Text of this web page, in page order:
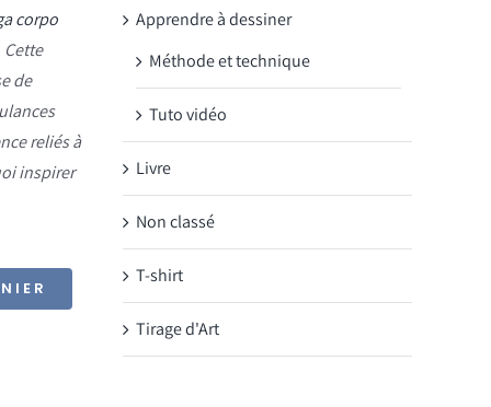
corpo
Cette
de
reliés à
inspirer
Apprendre à dessiner
Méthode et technique
Tuto vidéo
Livre
Non classé
T-shirt
Tirage d'Art